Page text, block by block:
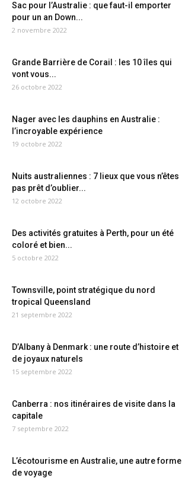
Sac pour l’Australie : que faut-il emporter
pour un an Down...
2 novembre 2022
Grande Barrière de Corail : les 10 îles qui
vont vous...
26 octobre 2022
Nager avec les dauphins en Australie :
l’incroyable expérience
19 octobre 2022
Nuits australiennes : 7 lieux que vous n’êtes
pas prêt d’oublier...
12 octobre 2022
Des activités gratuites à Perth, pour un été
coloré et bien...
5 octobre 2022
Townsville, point stratégique du nord
tropical Queensland
21 septembre 2022
D’Albany à Denmark : une route d’histoire et
de joyaux naturels
15 septembre 2022
Canberra : nos itinéraires de visite dans la
capitale
7 septembre 2022
L’écotourisme en Australie, une autre forme
de voyage